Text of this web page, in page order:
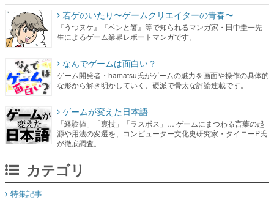
若ゲのいたり〜ゲームクリエイターの青春〜
『うつヌケ』『ペンと箸』等で知られるマンガ家・田中圭一先
生によるゲーム業界レポートマンガです。
なんでゲームは面白い？
ゲーム開発者・hamatsu氏がゲームの魅力を画面や操作の具体的
な形から解き明かしていく、硬派で骨太な評論連載です。
ゲームが変えた日本語
「経験値」「裏技」「ラスボス」… ゲームにまつわる言葉の起
源や用法の変遷を、コンピューター文化史研究家・タイニーP氏
が徹底調査。
カテゴリ
特集記事